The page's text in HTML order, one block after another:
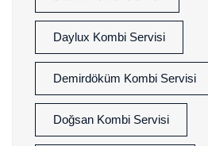
Daylux Kombi Servisi
Demirdöküm Kombi Servisi
Doğsan Kombi Servisi